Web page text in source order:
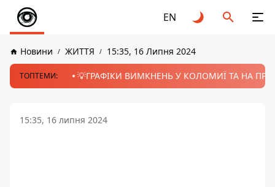
EN
Новини ЖИТТЯ 15:35, 16 Липня 2024
ТОПТЕМИ: 💡ГРАФІКИ ВИМКНЕНЬ У КОЛОМИЇ ТА НА
15:35, 16 липня 2024